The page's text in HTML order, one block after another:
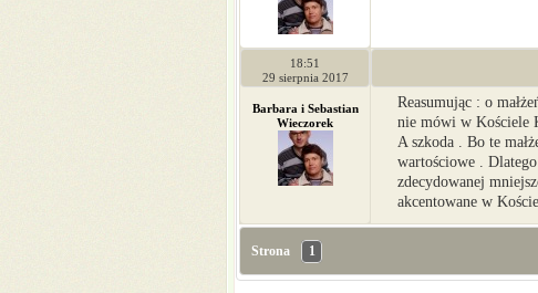
18:51
29 sierpnia 2017
Barbara i Sebastian
Wieczorek
Reasumując : o
nie mówi w Kościele
A szkoda . Bo te
wartościowe .
zdecydowanej
akcentowane w
Strona 1